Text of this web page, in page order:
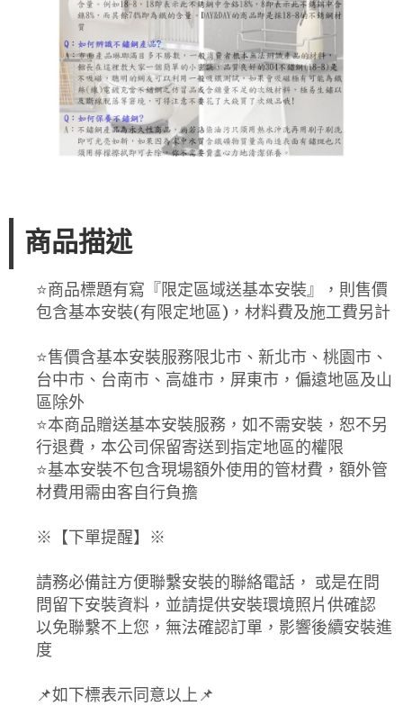
商品描述
⭐️商品標題有寫『限定區域送基本安裝』，則售價
包含基本安裝(有限定地區)，材料費及施工費另計
⭐️售價含基本安裝服務限北市、新北市、桃園市、
台中市、台南市、高雄市，屏東市，偏遠地區及山
區除外
⭐️本商品贈送基本安裝服務，如不需安裝，恕不另
行退費，本公司保留寄送到指定地區的權限
⭐️基本安裝不包含現場額外使用的管材費，額外管
材費用需由客自行負擔
※【下單提醒】※
請務必備註方便聯繫安裝的聯絡電話， 或是在問
問留下安裝資料，並請提供安裝環境照片供確認
以免聯繫不上您，無法確認訂單，影響後續安裝進
度
📌如下標表示同意以上📌